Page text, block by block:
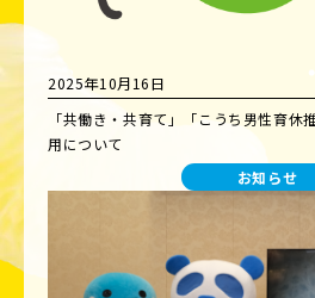
2025年10月16日
「共働き・共育て」「こうち男性育休
用について
お知らせ